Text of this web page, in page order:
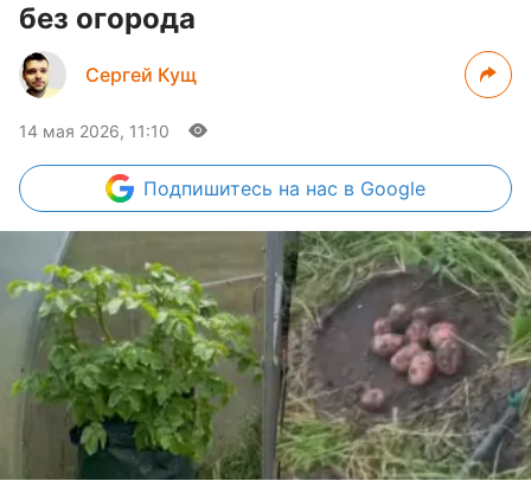
без огорода
Сергей Кущ
14 мая 2026, 11:10
Подпишитесь на нас в Google